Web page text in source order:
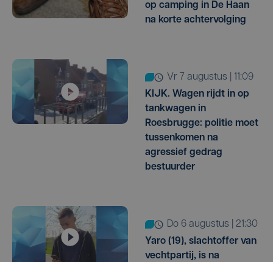
op camping in De Haan
na korte achtervolging
vr 7 augustus | 11:09
KIJK. Wagen rijdt in op
tankwagen in
Roesbrugge: politie moet
tussenkomen na
agressief gedrag
bestuurder
do 6 augustus | 21:30
Yaro (19), slachtoffer van
vechtpartij, is na